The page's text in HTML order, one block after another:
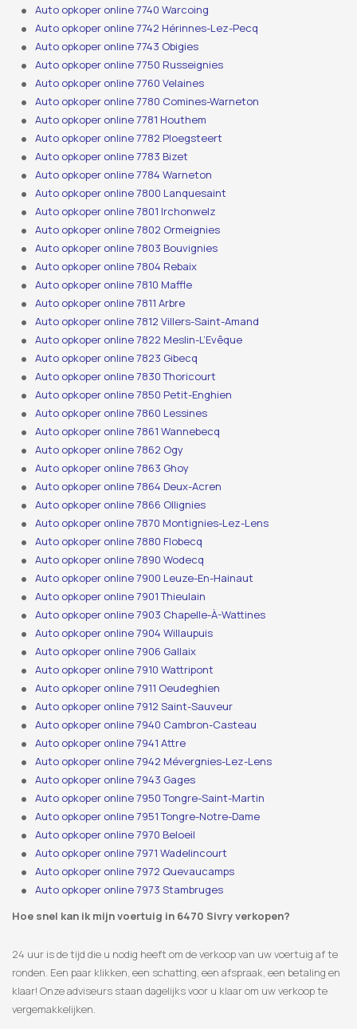
Auto opkoper online 7740 Warcoing
Auto opkoper online 7742 Hérinnes-Lez-Pecq
Auto opkoper online 7743 Obigies
Auto opkoper online 7750 Russeignies
Auto opkoper online 7760 Velaines
Auto opkoper online 7780 Comines-Warneton
Auto opkoper online 7781 Houthem
Auto opkoper online 7782 Ploegsteert
Auto opkoper online 7783 Bizet
Auto opkoper online 7784 Warneton
Auto opkoper online 7800 Lanquesaint
Auto opkoper online 7801 Irchonwelz
Auto opkoper online 7802 Ormeignies
Auto opkoper online 7803 Bouvignies
Auto opkoper online 7804 Rebaix
Auto opkoper online 7810 Maffle
Auto opkoper online 7811 Arbre
Auto opkoper online 7812 Villers-Saint-Amand
Auto opkoper online 7822 Meslin-L’Evêque
Auto opkoper online 7823 Gibecq
Auto opkoper online 7830 Thoricourt
Auto opkoper online 7850 Petit-Enghien
Auto opkoper online 7860 Lessines
Auto opkoper online 7861 Wannebecq
Auto opkoper online 7862 Ogy
Auto opkoper online 7863 Ghoy
Auto opkoper online 7864 Deux-Acren
Auto opkoper online 7866 Ollignies
Auto opkoper online 7870 Montignies-Lez-Lens
Auto opkoper online 7880 Flobecq
Auto opkoper online 7890 Wodecq
Auto opkoper online 7900 Leuze-En-Hainaut
Auto opkoper online 7901 Thieulain
Auto opkoper online 7903 Chapelle-À-Wattines
Auto opkoper online 7904 Willaupuis
Auto opkoper online 7906 Gallaix
Auto opkoper online 7910 Wattripont
Auto opkoper online 7911 Oeudeghien
Auto opkoper online 7912 Saint-Sauveur
Auto opkoper online 7940 Cambron-Casteau
Auto opkoper online 7941 Attre
Auto opkoper online 7942 Mévergnies-Lez-Lens
Auto opkoper online 7943 Gages
Auto opkoper online 7950 Tongre-Saint-Martin
Auto opkoper online 7951 Tongre-Notre-Dame
Auto opkoper online 7970 Beloeil
Auto opkoper online 7971 Wadelincourt
Auto opkoper online 7972 Quevaucamps
Auto opkoper online 7973 Stambruges
Hoe snel kan ik mijn voertuig in 6470 Sivry verkopen?
24 uur is de tijd die u nodig heeft om de verkoop van uw voertuig af te
ronden. Een paar klikken, een schatting, een afspraak, een betaling en
klaar! Onze adviseurs staan ​​dagelijks voor u klaar om uw verkoop te
vergemakkelijken.